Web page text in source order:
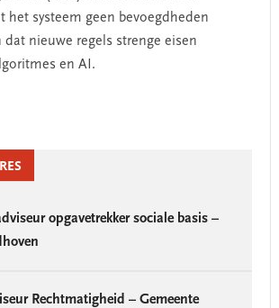
het systeem geen bevoegdheden
dat nieuwe regels strenge eisen
en AI.
opgavetrekker sociale basis –
Rechtmatigheid – Gemeente